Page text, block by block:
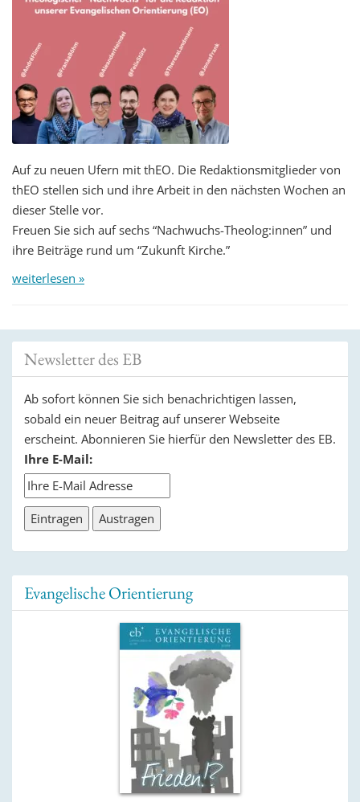
Auf zu neuen Ufern mit thEO. Die Redaktionsmitglieder von
thEO stellen sich und ihre Arbeit in den nächsten Wochen an
dieser Stelle vor.
Freuen Sie sich auf sechs “Nachwuchs-Theolog:innen” und
ihre Beiträge rund um “Zukunft Kirche.”
weiterlesen »
Newsletter des EB
Ab sofort können Sie sich benachrichtigen lassen,
sobald ein neuer Beitrag auf unserer Webseite
erscheint. Abonnieren Sie hierfür den Newsletter des EB.
Ihre E-Mail:
Evangelische Orientierung